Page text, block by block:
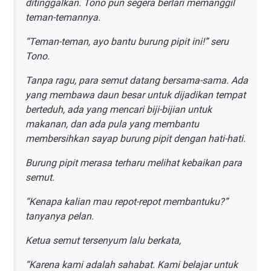
ditinggalkan. Tono pun segera berlari memanggil
teman-temannya.
“Teman-teman, ayo bantu burung pipit ini!” seru
Tono.
Tanpa ragu, para semut datang bersama-sama. Ada
yang membawa daun besar untuk dijadikan tempat
berteduh, ada yang mencari biji-bijian untuk
makanan, dan ada pula yang membantu
membersihkan sayap burung pipit dengan hati-hati.
Burung pipit merasa terharu melihat kebaikan para
semut.
“Kenapa kalian mau repot-repot membantuku?”
tanyanya pelan.
Ketua semut tersenyum lalu berkata,
“Karena kami adalah sahabat. Kami belajar untuk